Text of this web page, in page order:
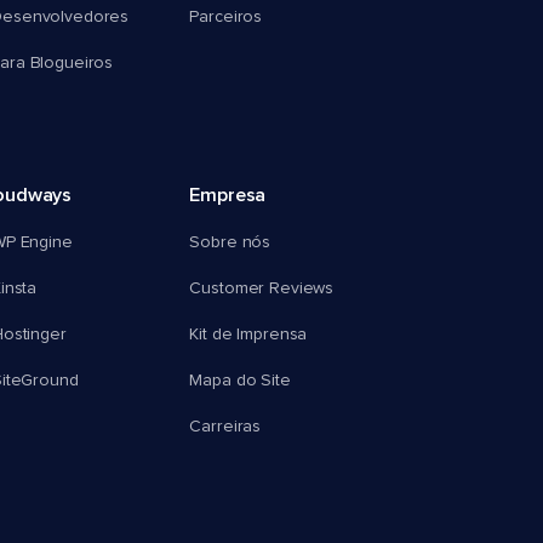
Blogueiros
Parceiros
Engine
Empresa
Sobre nós
Customer Reviews
Kit de Imprensa
Mapa do Site
Carreiras